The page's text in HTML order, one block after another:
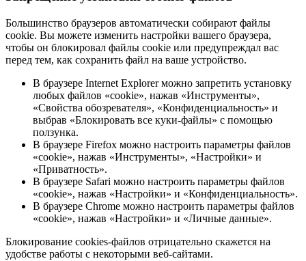
Большинство браузеров автоматически собирают файлы
cookie. Вы можете изменить настройки вашего браузера,
чтобы он блокировал файлы cookie или предупреждал вас
перед тем, как сохранить файл на ваше устройство.
В браузере Internet Explorer можно запретить установку
любых файлов «cookie», нажав «Инструменты»,
«Свойства обозревателя», «Конфиденциальность» и
выбрав «Блокировать все куки-файлы» с помощью
ползунка.
В браузере Firefox можно настроить параметры файлов
«cookie», нажав «Инструменты», «Настройки» и
«Приватность».
В браузере Safari можно настроить параметры файлов
«cookie», нажав «Настройки» и «Конфиденциальность».
В браузере Chrome можно настроить параметры файлов
«cookie», нажав «Настройки» и «Личные данные».
Блокирование cookies-файлов отрицательно скажется на
удобстве работы с некоторыми веб-сайтами.